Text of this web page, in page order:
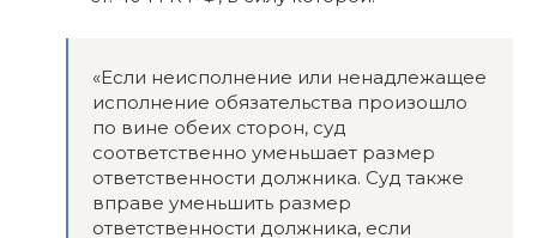
«Если неисполнение или ненадлежащее
исполнение обязательства произошло
по вине обеих сторон, суд
соответственно уменьшает размер
ответственности должника. Суд также
вправе уменьшить размер
ответственности должника, если